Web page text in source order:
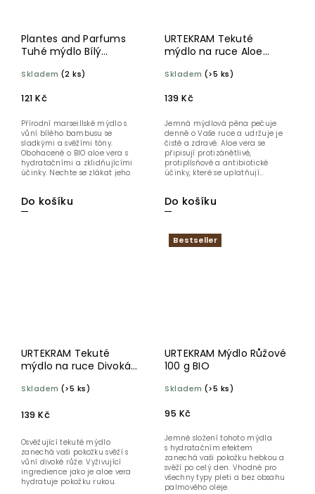
Plantes and Parfums
Tuhé mýdlo Bílý
Skladem (2 ks)
121 Kč
Do košíku
Přírodní marseillské mýdlo s
vůní bílého bambusu se
sladkými a svěžími tóny.
Obohacené o BIO aloe vera s
hydratačními a zklidňujícími
účinky. Nechte se zlákat jeho
URTEKRAM Tekuté
mýdlo na ruce Aloe
Skladem (>5 ks)
139 Kč
Do košíku
Jemná mýdlová pěna pečuje
denně o Vaše ruce a udržuje je
čisté a zdravé. Aloe vera se
připisují protizánětlivé,
protiplísňové a antibiotické
účinky, které se uplatňují...
URTEKRAM Tekuté
mýdlo na ruce Divoká
Skladem (>5 ks)
139 Kč
Osvěžující tekuté mýdlo
zanechá vaši pokožku svěží s
vůní divoké růže. Vyživující
ingredience jako je aloe vera
hydratuje pokožku rukou.
Bestseller
URTEKRAM Mýdlo Růžové
100 g BIO
Skladem (>5 ks)
95 Kč
Jemné složení tohoto mýdla
s hydratačním efektem
zanechá vaši pokožku hebkou a
svěží po celý den. Vhodné pro
všechny typy pleti a bez obsahu
palmového oleje.